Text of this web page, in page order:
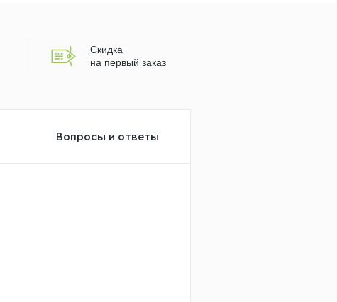
Скидка
на первый заказ
Вопросы и ответы